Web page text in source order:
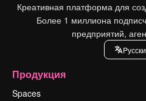
Креативная платформа для
Более 1 миллиона
предприятий,
Продукция
Spaces